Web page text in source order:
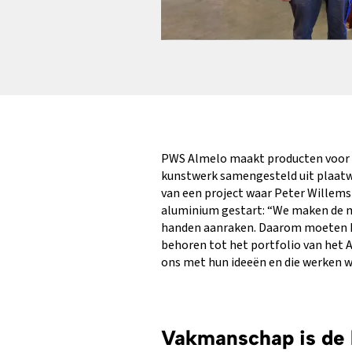
PWS Almelo maakt producten
kunstwerk samengesteld uit
van een project waar Peter
aluminium gestart: “We maken de
handen aanraken. Daarom
behoren tot het portfolio van het
ons met hun ideeën en die werken
Vakmanschap is de